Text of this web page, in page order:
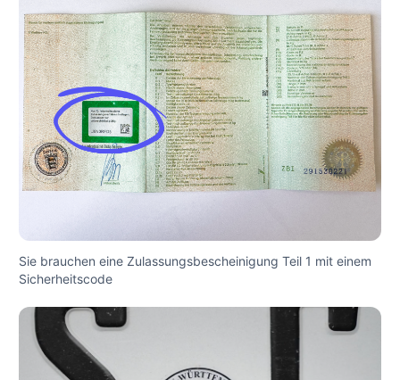
Sie brauchen eine Zulassungsbescheinigung Teil 1 mit einem
Sicherheitscode